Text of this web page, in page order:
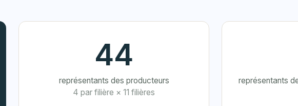
44
représentants des producteurs
4 par filière × 11 filières
représentants